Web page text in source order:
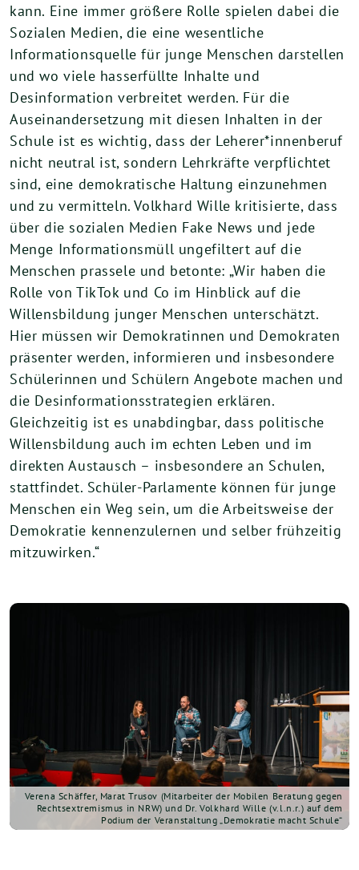
kann. Eine immer größere Rolle spielen dabei die
Sozialen Medien, die eine wesentliche
Informationsquelle für junge Menschen darstellen
und wo viele hasserfüllte Inhalte und
Desinformation verbreitet werden. Für die
Auseinandersetzung mit diesen Inhalten in der
Schule ist es wichtig, dass der Leherer*innenberuf
nicht neutral ist, sondern Lehrkräfte verpflichtet
sind, eine demokratische Haltung einzunehmen
und zu vermitteln. Volkhard Wille kritisierte, dass
über die sozialen Medien Fake News und jede
Menge Informationsmüll ungefiltert auf die
Menschen prassele und betonte: „Wir haben die
Rolle von TikTok und Co im Hinblick auf die
Willensbildung junger Menschen unterschätzt.
Hier müssen wir Demokratinnen und Demokraten
präsenter werden, informieren und insbesondere
Schülerinnen und Schülern Angebote machen und
die Desinformationsstrategien erklären.
Gleichzeitig ist es unabdingbar, dass politische
Willensbildung auch im echten Leben und im
direkten Austausch – insbesondere an Schulen,
stattfindet. Schüler-Parlamente können für junge
Menschen ein Weg sein, um die Arbeitsweise der
Demokratie kennenzulernen und selber frühzeitig
mitzuwirken.“
Verena Schäffer, Marat Trusov (Mitarbeiter der Mobilen Beratung gegen
Rechtsextremismus in NRW) und Dr. Volkhard Wille (v.l.n.r.) auf dem
Podium der Veranstaltung „Demokratie macht Schule“